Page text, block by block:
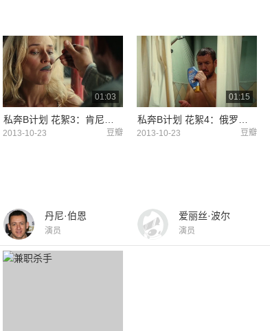
01:03
2013-10-23 豆瓣
01:15
2013-10-23 豆瓣
丹尼·伯恩
演员
爱丽丝·波尔
演员